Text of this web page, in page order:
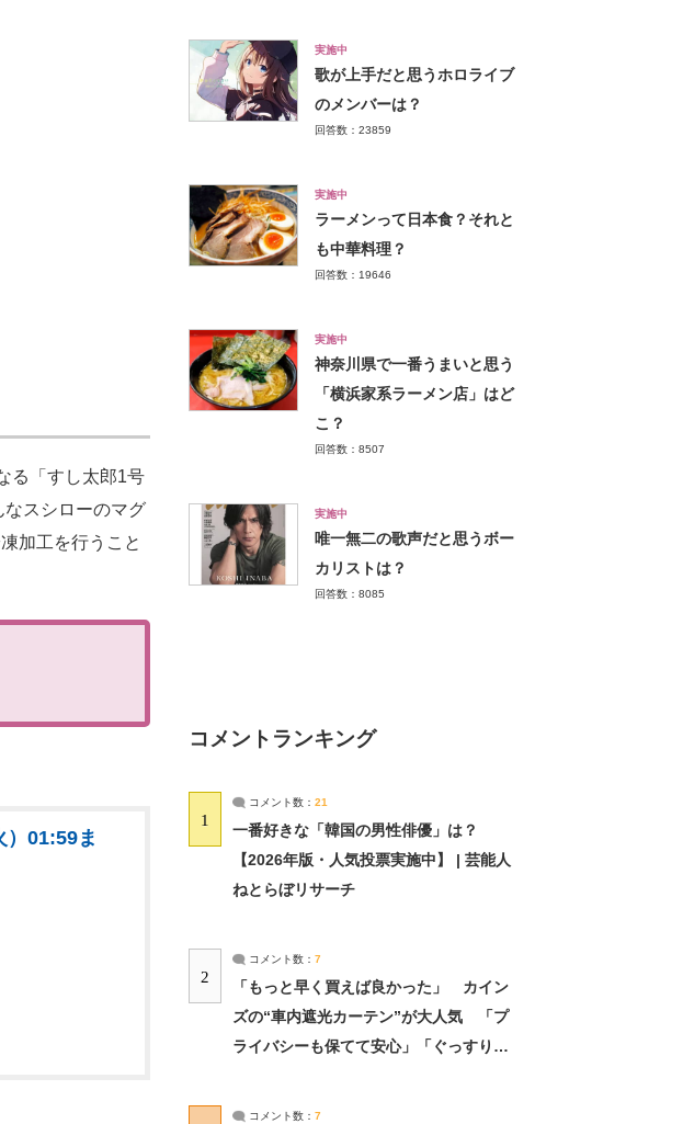
る「すし太郎1号
スシローのマグ
加工を行うこと
）01:59ま
実施中
歌が上手だと思うホロライブ
のメンバーは？
回答数：23859
実施中
ラーメンって日本食？それと
も中華料理？
回答数：19646
実施中
神奈川県で一番うまいと思う
「横浜家系ラーメン店」はど
こ？
回答数：8507
実施中
唯一無二の歌声だと思うボー
カリストは？
回答数：8085
コメントランキング
1
コメント数： 21
一番好きな「韓国の男性俳優」は？
【2026年版・人気投票実施中】 | 芸能人
ねとらぼリサーチ
2
コメント数： 7
「もっと早く買えば良かった」 カイン
ズの“車内遮光カーテン”が大人気 「プ
ライバシーも保てて安心」「ぐっすり眠
コメント数： 7